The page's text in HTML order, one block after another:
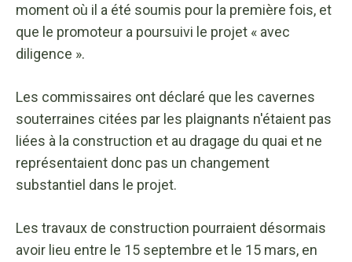
moment où il a été soumis pour la première fois, et
que le promoteur a poursuivi le projet « avec
diligence ».
Les commissaires ont déclaré que les cavernes
souterraines citées par les plaignants n'étaient pas
liées à la construction et au dragage du quai et ne
représentaient donc pas un changement
substantiel dans le projet.
Les travaux de construction pourraient désormais
avoir lieu entre le 15 septembre et le 15 mars, en